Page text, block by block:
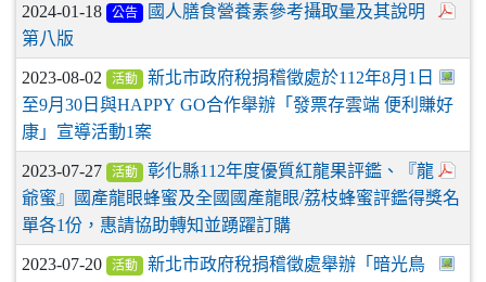
2024-01-18 公告
國人膳食營養素參考攝取量及其說明
第八版
2023-08-02 活動
新北市政府稅捐稽徵處於112年8月1日
至9月30日與HAPPY GO合作舉辦「發票存雲端 便利賺好
康」宣導活動1案
2023-07-27 活動
彰化縣112年度優質紅龍果評鑑、『龍
爺蜜』國產龍眼蜂蜜及全國國產龍眼/荔枝蜂蜜評鑑得獎名
單各1份，惠請協助轉知並踴躍訂購
2023-07-20 活動
新北市政府稅捐稽徵處舉辦「暗光鳥